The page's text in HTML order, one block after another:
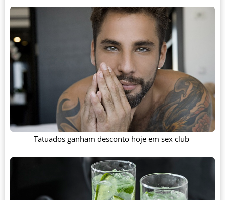
Tatuados ganham desconto hoje em sex club